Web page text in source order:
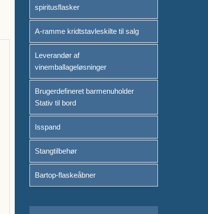
spiritusflasker
A-ramme kridtstavleskilte til salg
Leverandør af
vinemballageløsninger
Brugerdefineret barmenuholder
Stativ til bord
Isspand
Stangtilbehør
Bartop-flaskeåbner